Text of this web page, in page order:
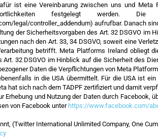
ist eine Vereinbarung zwischen uns und
festgelegt werden. Die
legal/controller_addendum) aufrufbar. Danach
der Sicherheitsvorgaben des Art. 32 DSGVO
nach den Art. 33, 34 DSGVO, soweit eine
betrifft. Meta Platforms Ireland obliegt
Art. 32 DSGVO im Hinblick auf die Sicherheit des
Daten die Verpflichtungen von Meta
in die USA übermittelt. Für die USA ist
hat sich nach dem TADPF zertifiziert und damit
Erhebung und Nutzung der Daten durch
von Facebook unter https://www.facebook.com/
(Twitter International Unlimited Company, One